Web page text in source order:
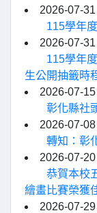
2026-07-31
115學年
2026-07-31
115學年
生公開抽籤時
2026-07-15
彰化縣社
2026-07-08
轉知：彰
2026-07-20
恭賀本校
繪畫比賽榮獲
2026-07-29